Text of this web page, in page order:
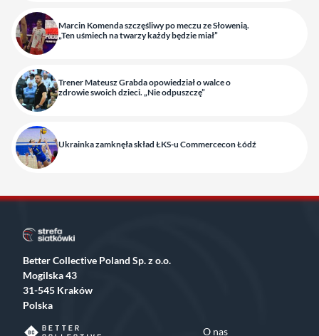
Marcin Komenda szczęśliwy po meczu ze Słowenią.
„Ten uśmiech na twarzy każdy będzie miał”
Trener Mateusz Grabda opowiedział o walce o
zdrowie swoich dzieci. „Nie odpuszczę”
Ukrainka zamknęła skład ŁKS-u Commercecon Łódź
Better Collective Poland Sp. z o.o.
Mogilska 43
31-545 Kraków
Polska
O nas